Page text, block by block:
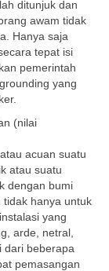
ditunjuk dan
awam tidak
Hanya saja
tepat isi
pemerintah
yang
(nilai
acuan suatu
atau suatu
dengan bumi
tidak hanya untuk
yang
arde, netral,
dari beberapa
pemasangan